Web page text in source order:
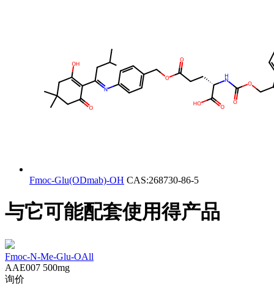
Fmoc-Glu(ODmab)-OH CAS:268730-86-5
与它可能配套使用得产品
Fmoc-N-Me-Glu-OAll
AAE007 500mg
询价